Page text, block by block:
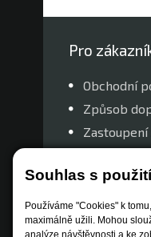
Souhlas s
Používáme "Cookies" k
maximálně užili. Mohou
Pro
Obchodní
Způsob
Zastoupení
Nastavení